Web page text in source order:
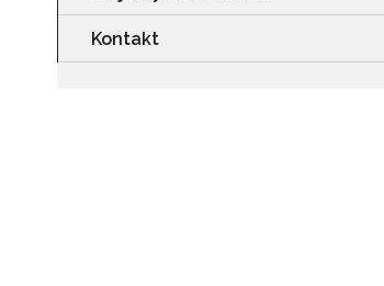
Kontakt